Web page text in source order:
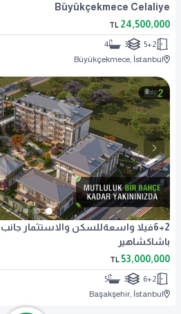
Büyükçekmece Celaliye
24,500,000
TL
5+2
3
4
Büyükçekmece, İstanbul
6+2فيلا واسعةللسكن والاستثمار
باشاكشاهير
53,000,000
TL
6+2
3
5
Başakşehir, İstanbul